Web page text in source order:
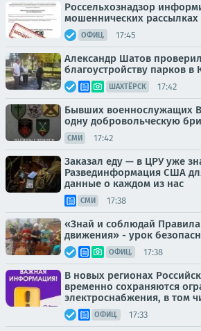
Россельхознадзор
мошеннических
ОФИЦ. 17:45
Александр Шатов
благоустройству парков в
ШАХТЁРСК 17:42
Бывших военнослужащих
одну добровольческую
СМИ 17:42
Заказал еду — в ЦРУ уже
Развединформация США
данные о каждом из нас
СМИ 17:38
«Знай и соблюдай
движения» - урок
ОФИЦ. 17:38
В новых регионах
временно сохраняются
электроснабжения, в том
ОФИЦ. 17:33